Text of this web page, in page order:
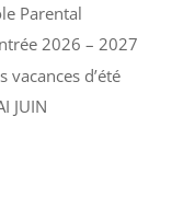
Parental
2026 – 2027
vacances d’été
JUIN